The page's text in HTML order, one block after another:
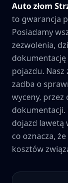
Auto złom
to gwarancja
Posiadamy
zezwolenia,
pojazdu. Nasz
zadba o
wyceny,
dokumentacji.
dojazd lawetą
co oznacza,
kosztów